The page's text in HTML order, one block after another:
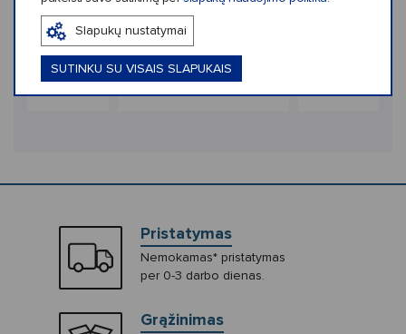
Slapukų nustatymai
SUTINKU SU VISAIS SLAPUKAIS
Panda
Ball
Spalvų kiekis: 1
Crocs™ Jibbitz Mesh
Sequin Butterfly
€5,99
Pristatymas
Nemokamas* pristatymas
per 0-3 darbo dienas.
Grąžinimas